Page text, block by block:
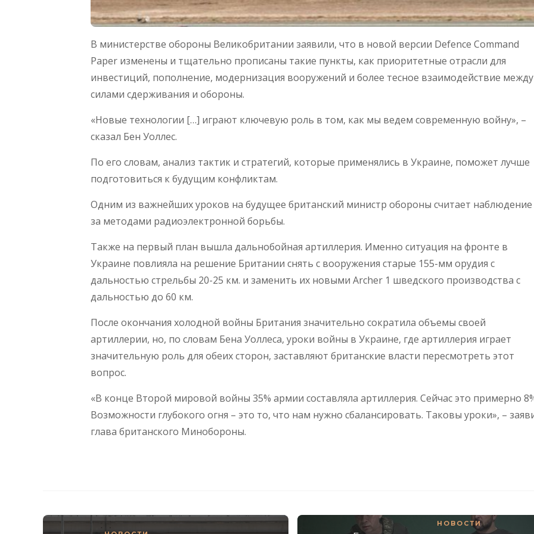
В министерстве обороны Великобритании заявили, что в новой версии Defence Command
Paper изменены и тщательно прописаны такие пункты, как приоритетные отрасли для
инвестиций, пополнение, модернизация вооружений и более тесное взаимодействие между
силами сдерживания и обороны.
«Новые технологии […] играют ключевую роль в том, как мы ведем современную войну», –
сказал Бен Уоллес.
По его словам, анализ тактик и стратегий, которые применялись в Украине, поможет лучше
подготовиться к будущим конфликтам.
Одним из важнейших уроков на будущее британский министр обороны считает наблюдение
за методами радиоэлектронной борьбы.
Также на первый план вышла дальнобойная артиллерия. Именно ситуация на фронте в
Украине повлияла на решение Британии снять с вооружения старые 155-мм орудия с
дальностью стрельбы 20-25 км. и заменить их новыми Archer 1 шведского производства с
дальностью до 60 км.
После окончания холодной войны Британия значительно сократила объемы своей
артиллерии, но, по словам Бена Уоллеса, уроки войны в Украине, где артиллерия играет
значительную роль для обеих сторон, заставляют британские власти пересмотреть этот
вопрос.
«В конце Второй мировой войны 35% армии составляла артиллерия. Сейчас это примерно
Возможности глубокого огня – это то, что нам нужно сбалансировать. Таковы уроки», –
глава британского Минобороны.
НОВОСТИ